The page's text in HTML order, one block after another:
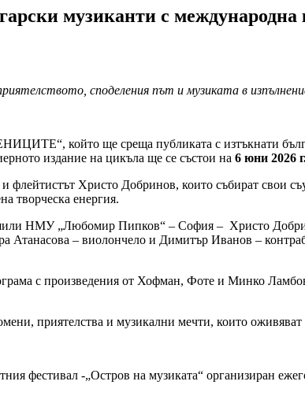
музиканти с международна
споделения път и музиката в
който ще среща публиката с изтъкнати
издание на цикъла ще се състои на 6 юни 2026
Христо Добринов, които събират свои
творческа енергия.
НМУ „Любомир Пипков“ – София – Христо
– виолончело и Димитър Иванов –
с произведения от Хофман, Фоте и Минко
приятелства и музикални мечти, които
фестивал -„Остров на музиката“ организиран